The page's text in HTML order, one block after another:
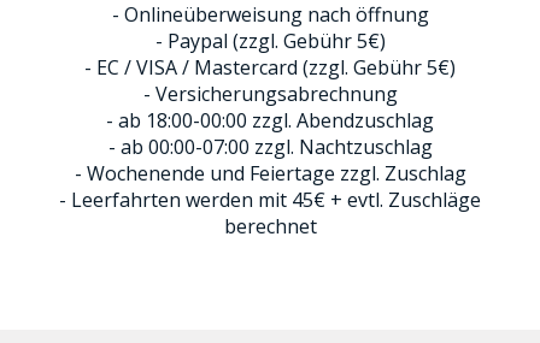
- Onlineüberweisung nach öffnung
- Paypal (zzgl. Gebühr 5€)
- EC / VISA / Mastercard (zzgl. Gebühr 5€)
- Versicherungsabrechnung
- ab 18:00-00:00 zzgl. Abendzuschlag
- ab 00:00-07:00 zzgl. Nachtzuschlag
- Wochenende und Feiertage zzgl. Zuschlag
- Leerfahrten werden mit 45€ + evtl. Zuschläge
berechnet